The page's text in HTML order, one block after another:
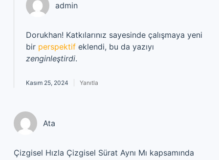
admin
Dorukhan! Katkılarınız sayesinde çalışmaya yeni
bir perspektif eklendi, bu da yazıyı
zenginleştirdi.
Kasım 25, 2024 Yanıtla
Ata
Çizgisel Hızla Çizgisel Sürat Aynı Mı kapsamında